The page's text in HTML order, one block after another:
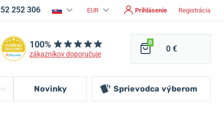
252 306 EUR Prihlásenie Registrácia
100%
zákazníkov doporučuje
0
0 €
Novinky Sprievodca výberom